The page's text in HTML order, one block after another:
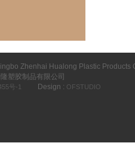
Zhenhai Hualong Plastic Products
胶制品有限公司
号-1 Design : OFSTUDIO